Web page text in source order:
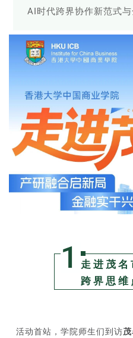
AI时代跨界协作新范式与
1
走进茂名
跨界思
活动首站，学院师生们到访